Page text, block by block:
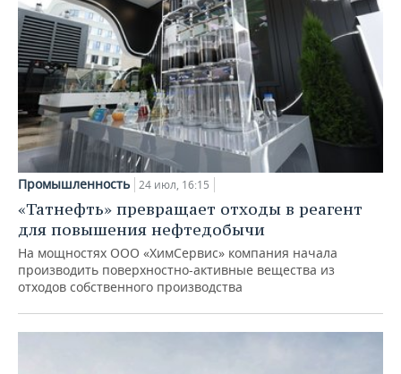
Промышленность 24 июл, 16:15
«Татнефть» превращает отходы в реагент
для повышения нефтедобычи
На мощностях ООО «ХимСервис» компания начала
производить поверхностно-активные вещества из
отходов собственного производства